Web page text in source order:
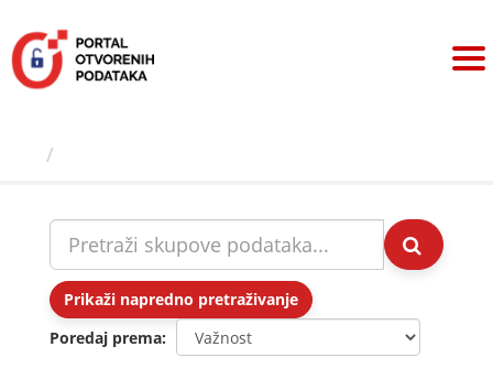
sadržaj
Prikaži napredno pretraživanje
Poredaj prema